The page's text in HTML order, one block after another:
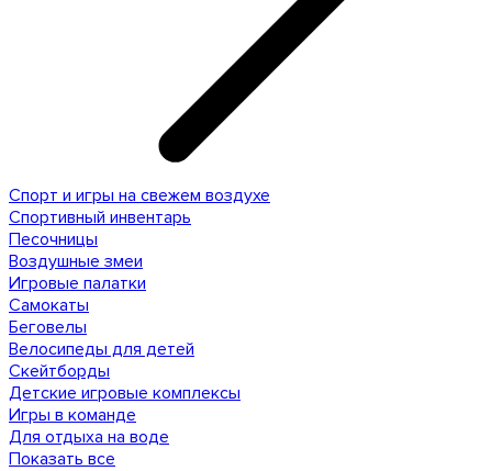
Спорт и игры на свежем воздухе
Спортивный инвентарь
Песочницы
Воздушные змеи
Игровые палатки
Самокаты
Беговелы
Велосипеды для детей
Скейтборды
Детские игровые комплексы
Игры в команде
Для отдыха на воде
Показать все